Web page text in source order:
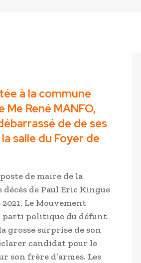
à la commune
René MANFO,
de de ses
salle du Foyer de
de maire de la
de Paul Eric Kingue
Le Mouvement
parti politique du défunt
grosse surprise de son
candidat pour le
son frère d’armes. Les